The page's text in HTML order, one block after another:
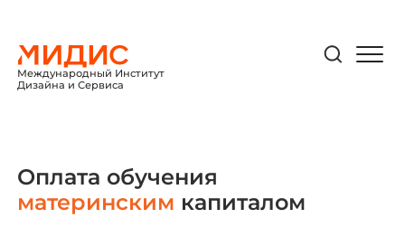
Международный Институт
Дизайна и Сервиса
Оплата обучения
материнским капиталом